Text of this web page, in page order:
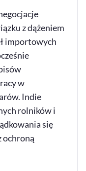
z dążeniem
importowych
w
Indie
rolników i
się
ochroną